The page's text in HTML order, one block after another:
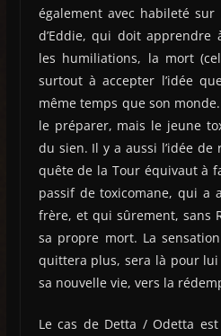
également avec habileté
d’Eddie, qui doit
les humiliations, la mort
surtout à accepter l’idée
même temps que son
le préparer, mais le jeune
du sien. Il y a aussi l’idée
quête de la Tour équivaut à
passif de toxicomane, qui a
frère, et qui sûrement, sans
sa propre mort. La
quittera plus, sera là pour
sa nouvelle vie, vers la
Le cas de Detta / Odetta